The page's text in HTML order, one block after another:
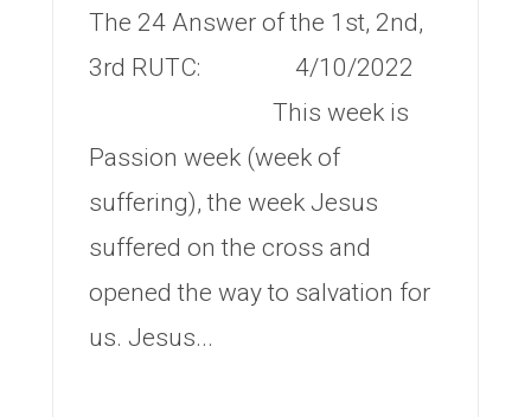
The 24 Answer of the 1st, 2nd,
3rd RUTC: 4/10/2022
This week is
Passion week (week of
suffering), the week Jesus
suffered on the cross and
opened the way to salvation for
us. Jesus...